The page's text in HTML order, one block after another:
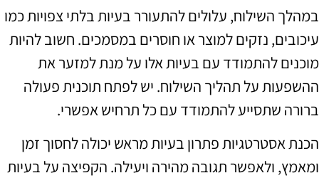
במהלך השילוח, עלולים להתעורר בעיות בלתי צפויות כמו
עיכובים, נזקים למוצר או חוסרים במסמכים. חשוב להיות
מוכנים להתמודד עם בעיות אלו על מנת למזער את
ההשפעות על תהליך השילוח. יש לפתח תוכנית פעולה
ברורה שתסייע להתמודד עם כל תרחיש אפשרי.
הכנת אסטרטגיות פתרון בעיות מראש יכולה לחסוך זמן
ומאמץ, ולאפשר תגובה מהירה ויעילה. הקפיצה על בעיות